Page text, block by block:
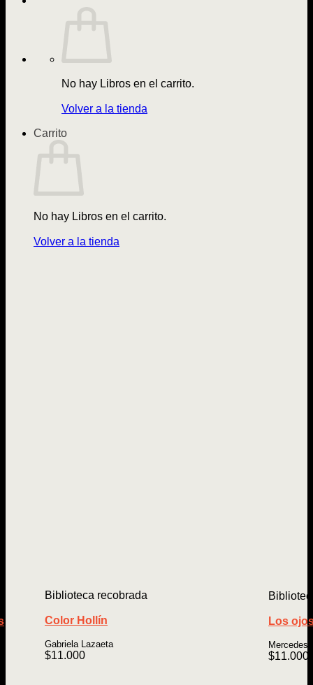
No hay Libros en el carrito.
Volver a la tienda
Carrito
No hay Libros en el carrito.
Volver a la tienda
Biblioteca recobrada
Color Hollín
Gabriela Lazaeta
$11.000
Los
Mercedes
$11.000